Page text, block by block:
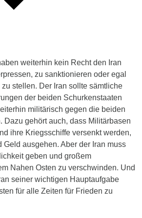
weiterhin kein Recht den Iran
zu sanktionieren oder egal
stellen. Der Iran sollte sämtliche
der beiden Schurkenstaaten
militärisch gegen die beiden
Dazu gehört auch, dass Militärbasen
ihre Kriegsschiffe versenkt werden,
Geld ausgehen. Aber der Iran muss
geben und großem
Nahen Osten zu verschwinden. Und
seiner wichtigen Hauptaufgabe
für alle Zeiten für Frieden zu